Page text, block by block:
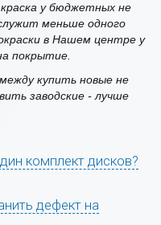
у бюджетных не
меньше одного
в Нашем центре у
покрытие.
купить новые не
заводские - лучше
комплект дисков?
дефект на